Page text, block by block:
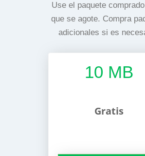
Use el paquete
que se agote. Compra
adicionales si es
10 MB
Gratis